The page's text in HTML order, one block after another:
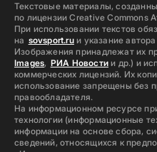
Текстовые материалы,
по лицензии Creative Commons
При использовании текстов
на sovsport.ruи указание
Изображения принадлежат их
Images, РИА Новостии др.) и
коммерческих лицензий. Их
использование запрещены без
правообладателя.
На информационном ресурсе
технологии (информационные
информации на основе сбора,
сведений, относящихся к